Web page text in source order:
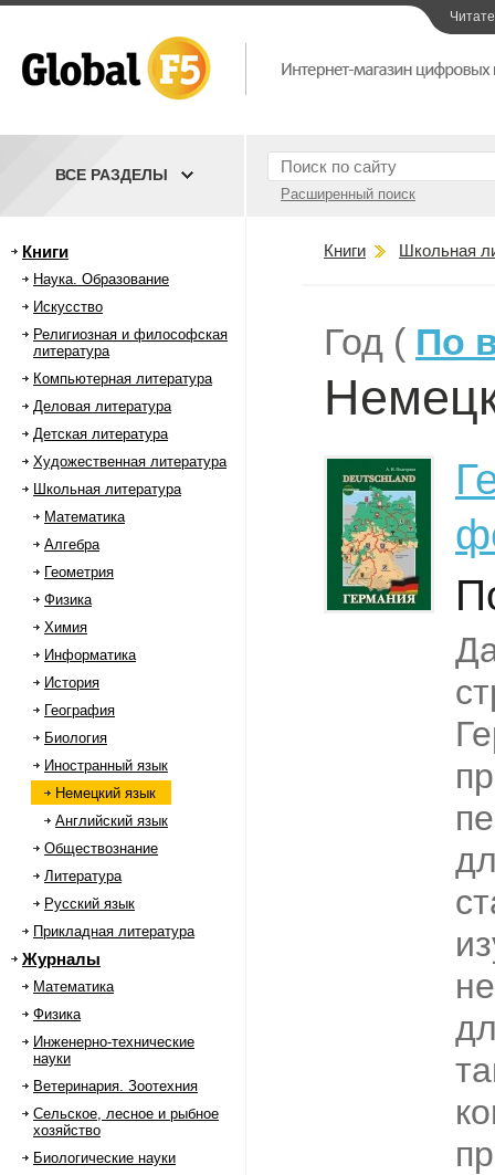
Расширенный поиск
ВСЕ РАЗДЕЛЫ
Книги
Наука. Образование
Искусство
Религиозная и философская
литература
Компьютерная литература
Деловая литература
Детская литература
Художественная литература
Школьная литература
Математика
Алгебра
Геометрия
Физика
Химия
Информатика
История
География
Биология
Иностранный язык
Немецкий язык
Английский язык
Обществознание
Литература
Русский язык
Прикладная литература
Журналы
Математика
Физика
Инженерно-технические
науки
Ветеринария. Зоотехния
Сельское, лесное и рыбное
хозяйство
Биологические науки
Книги Школьная
Год ( По